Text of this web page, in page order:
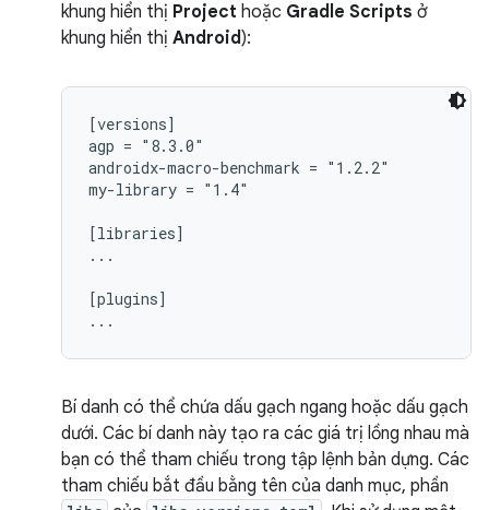
khung hiển thị Project hoặc Gradle Scripts ở
khung hiển thị Android):
[versions]
agp = "8.3.0"
androidx-macro-benchmark = "1.2.2"
my-library = "1.4"
[libraries]
...
[plugins]
Bí danh có thể chứa dấu gạch ngang hoặc dấu gạch
dưới. Các bí danh này tạo ra các giá trị lồng nhau mà
bạn có thể tham chiếu trong tập lệnh bản dựng. Các
tham chiếu bắt đầu bằng tên của danh mục, phần